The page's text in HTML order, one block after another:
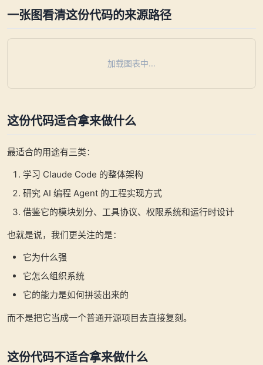
一张图看清这份代码的来源路径
加载图表中...
这份代码适合拿来做什么
最适合的用途有三类：
学习 Claude Code 的整体架构
研究 AI 编程 Agent 的工程实现方式
借鉴它的模块划分、工具协议、权限系统和运行时设计
也就是说，我们更关注的是：
它为什么强
它怎么组织系统
它的能力是如何拼装出来的
而不是把它当成一个普通开源项目去直接复刻。
这份代码不适合拿来做什么